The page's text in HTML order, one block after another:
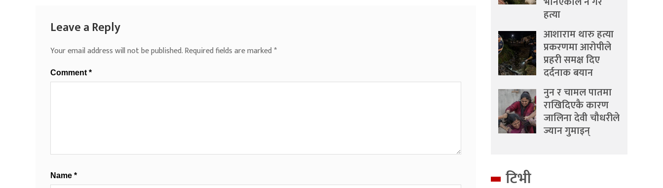
Leave a Reply
Your email address will not be published.Required fields are marked*
Comment *
Name *
हत्या
आशाराम थारु हत्या
प्रकरणमा आरोपीले
प्रहरी समक्ष दिए
दर्दनाक बयान
नुन र चामल पातमा
राखिदिएकै कारण
जालिना देवी चौधरीले
ज्यान गुमाइन्
टिभी